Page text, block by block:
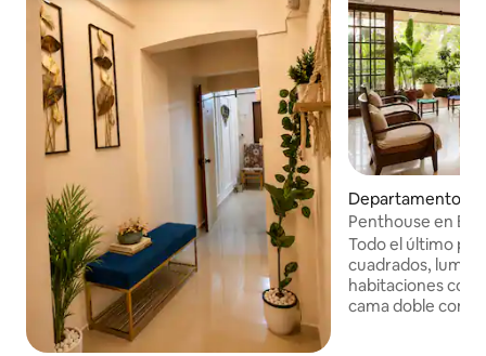
Departamento en
Penthouse en
· Terraza grande
Todo el último
cuadrados,
habitaciones con
cama doble con